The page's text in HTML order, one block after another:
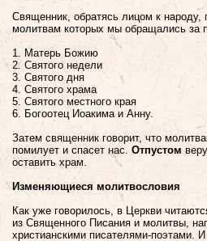
Священник, обратясь лицом к народу,
молитвам которых мы обращались за
1. Матерь Божию
2. Святого недели
3. Святого дня
4. Святого храма
5. Святого местного края
6. Богоотец Иоакима и Анну.
Затем священник говорит, что
помилует и спасет нас. Отпустом
оставить храм.
Изменяющиеся молитвословия
Как уже говорилось, в Церкви
из Священного Писания и молитвы,
христианскими писателями-поэтами.